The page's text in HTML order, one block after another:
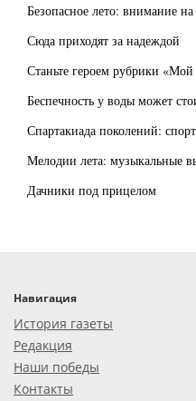
Безопасное лето: внимание
Сюда приходят за надеждой
Станьте героем рубрики
Беспечность у воды может
Спартакиада поколений:
Мелодии лета: музыкальные
Дачники под прицелом
Навигация
История газеты
Редакция
Наши победы
Контакты